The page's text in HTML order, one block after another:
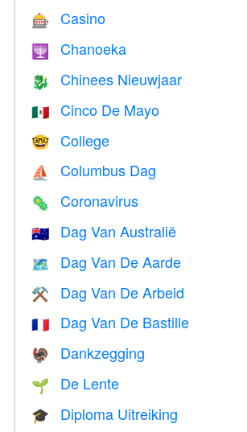
🎰 Casino
🕎 Chanoeka
🐉 Chinees Nieuwjaar
🇲🇽 Cinco De Mayo
🤓 College
⛵️ Columbus Dag
🦠 Coronavirus
🇦🇺 Dag Van Australië
🗺️ Dag Van De Aarde
⚒️ Dag Van De Arbeid
🇫🇷 Dag Van De Bastille
🦃 Dankzegging
🌱 De Lente
🎓 Diploma Uitreiking